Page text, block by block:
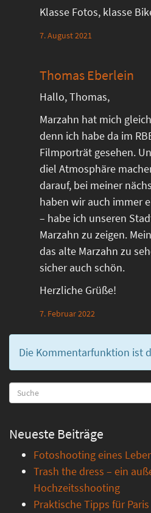
Klasse Fotos, klasse
7. August 2021
Thomas Eberlein
Hallo, Thomas,
Marzahn hat mich
denn ich habe da im
Filmporträt gesehen.
diel Atmosphäre
darauf, bei meiner
haben wir auch immer
– habe ich unseren
Marzahn zu zeigen.
das alte Marzahn zu
sicher auch schön.
Herzliche Grüße!
7. Februar 2022
Die Kommentarfunktion ist
Neueste Beiträge
Fotoshooting eines
Trash the dress – ein
Hochzeitsshooting
Praktische Tipps für